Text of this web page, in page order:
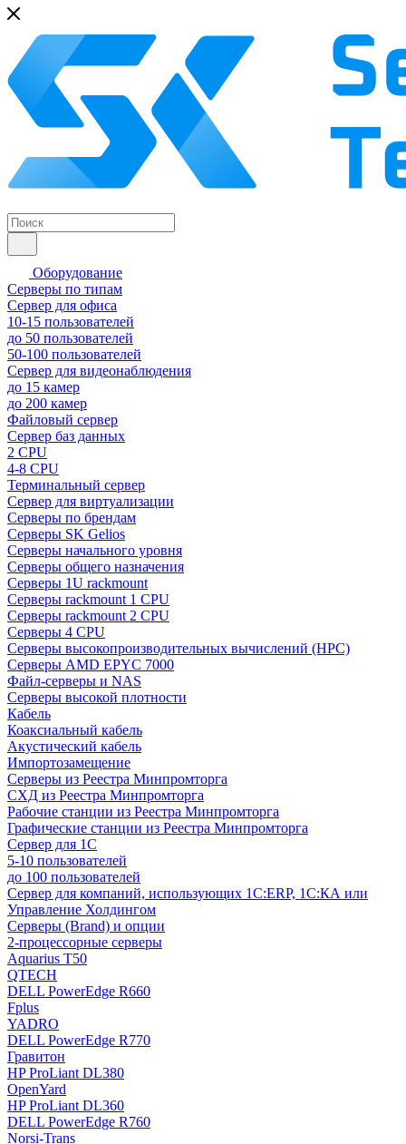
Оборудование
Серверы по типам
Сервер для офиса
10-15 пользователей
до 50 пользователей
50-100 пользователей
Сервер для видеонаблюдения
до 15 камер
до 200 камер
Файловый сервер
Сервер баз данных
2 CPU
4-8 CPU
Терминальный сервер
Сервер для виртуализации
Серверы по брендам
Серверы SK Gelios
Серверы начального уровня
Серверы общего назначения
Серверы 1U rackmount
Серверы rackmount 1 CPU
Серверы rackmount 2 CPU
Серверы 4 CPU
Серверы высокопроизводительных вычислений (HPC)
Серверы AMD EPYC 7000
Файл-серверы и NAS
Серверы высокой плотности
Кабель
Коаксиальный кабель
Акустический кабель
Импортозамещение
Серверы из Реестра Минпромторга
СХД из Реестра Минпромторга
Рабочие станции из Реестра Минпромторга
Графические станции из Реестра Минпромторга
Сервер для 1С
5-10 пользователей
до 100 пользователей
Сервер для компаний, использующих 1C:ERP, 1С:КА или
Управление Холдингом
Серверы (Brand) и опции
2-процессорные серверы
Aquarius T50
QTECH
DELL PowerEdge R660
Fplus
YADRO
DELL PowerEdge R770
Гравитон
HP ProLiant DL380
OpenYard
HP ProLiant DL360
DELL PowerEdge R760
Norsi-Trans